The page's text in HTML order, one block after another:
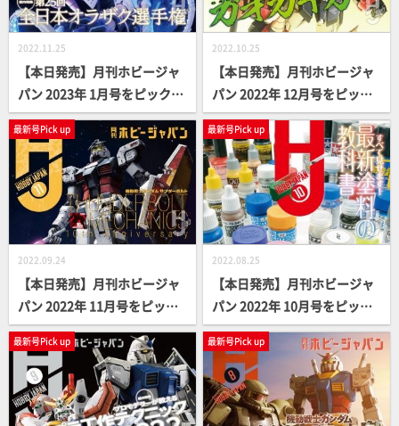
2022.11.25
【本日発売】月刊ホビージャ
パン 2023年 1月号をピックア
ップ！
2022.10.25
【本日発売】月刊ホビージャ
パン 2022年 12月号をピック
アップ！
最新号Pick up
2022.09.24
【本日発売】月刊ホビージャ
パン 2022年 11月号をピック
アップ！
最新号Pick up
2022.08.25
【本日発売】月刊ホビージャ
パン 2022年 10月号をピック
アップ！
最新号Pick up 最新号Pick up